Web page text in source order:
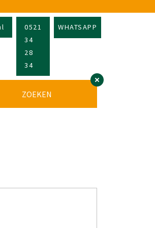
0521
34
28
34
WHATSAPP
ZOEKEN